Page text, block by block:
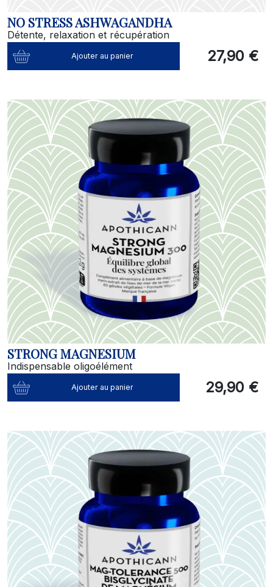
NO STRESS ASHWAGANDHA
Détente, relaxation et récupération
Ajouter au panier 27,90 €
STRONG MAGNESIUM
Indispensable oligoélément
Ajouter au panier 29,90 €